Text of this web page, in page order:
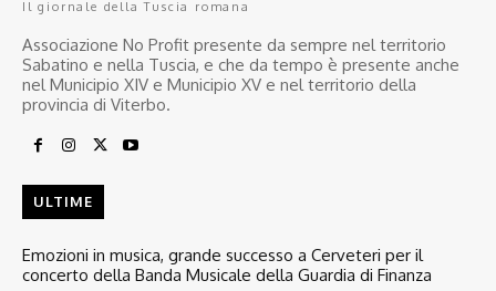
Il giornale della Tuscia romana
Associazione No Profit presente da sempre nel territorio
Sabatino e nella Tuscia, e che da tempo è presente anche
nel Municipio XIV e Municipio XV e nel territorio della
provincia di Viterbo.
ULTIME
Emozioni in musica, grande successo a Cerveteri per il
concerto della Banda Musicale della Guardia di Finanza